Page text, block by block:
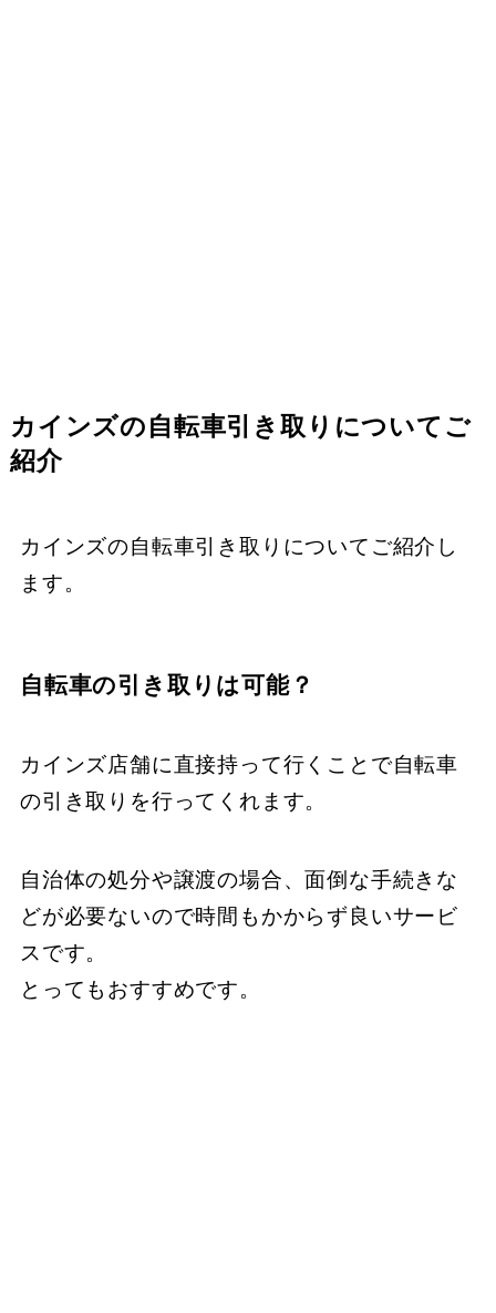
カインズの自転車引き取りについてご
紹介
カインズの自転車引き取りについてご紹介し
ます。
自転車の引き取りは可能？
カインズ店舗に直接持って行くことで自転車
の引き取りを行ってくれます。
自治体の処分や譲渡の場合、面倒な手続きな
どが必要ないので時間もかからず良いサービ
スです。
とってもおすすめです。